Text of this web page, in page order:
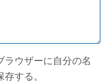
ラウザーに自分の名
する。